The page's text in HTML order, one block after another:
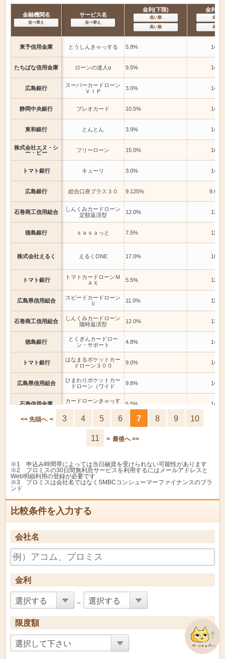
金融機関名
並べ替え
サービス名
並べ替え
金利(下限)
低い順
高い順
金利(上
低い順
高い順
東予信用金庫
たちばな信用金庫
広島銀行
静岡中央銀行
東和銀行
株式会社エヌ・シ
ー・ビー
トマト銀行
広島銀行
石巻商工信用組合
徳島銀行
株式会社えるく
トマト銀行
広島県信用組合
石巻商工信用組合
徳島銀行
トマト銀行
広島県信用組合
石巻信用金庫
徳島銀行
広島県信用組合
石動信用金庫
徳島信用金庫
株式会社ジャックス
トマト銀行
広島県信用組合
とうしんきゃっする 5.8%
ローンの達人α 9.5%
スーパーカードローン
ＶＩＰ
3.0%
プレオカード 10.5%
とんとん 3.9%
フリーローン 15.0%
キューリ 3.0%
総合口座プラス３０ 9.125%
しんくみカードローン
定額返済型
12.0%
ｓａｓａっと 7.5%
えるくONE 17.0%
トマトカードローンＭ
ＡＸ
5.5%
スピードカードローン
Ⅱ
11.0%
しんくみカードローン
随時返済型
12.0%
とくぎんカードロー
ン・サポート
4.8%
はなまるポケットカー
ドローン３００
9.0%
ひまわりポケットカー
ドローン（ワイド
9.8%
カードローンきゃっす
5.5%
カードローンパートナ
ー
ケンシンカードローン 13.5%
いするぎカードローン 10.0%
とくしんきゃっする
プレミアビアージュ
サンクスカードローン
パックアルファ 11.5%
<< 先頭へ < 3 4 5 6 7 8 9 10
11 > 最後へ >>
※1 申込み時間帯によっては当日融資を受けられない可能性があります
※2 プロミスの30日間無利息サービスを利用するにはメールアドレスと
Web明細利用の登録が必要です
※3 プロミスは会社名ではなくSMBCコンシューマーファイナンスのブラ
ンド
比較条件を入力する
会社名
金利
選択する ～ 選択する
限度額
選択して下さい